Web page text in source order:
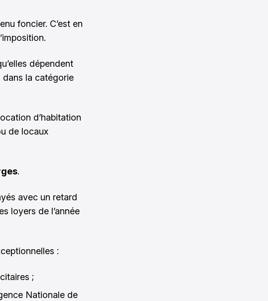
foncier. C’est en
dépendent
dans la catégorie
d’habitation
de locaux
.
avec un retard
loyers de l’année
:
;
Nationale de